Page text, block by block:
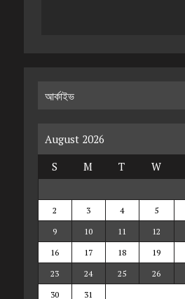
আর্কাইভ
August 2026
S
M T W
2
3 4 5
9
10 11 12
16
17 18 19
23
24 25 26
30
31